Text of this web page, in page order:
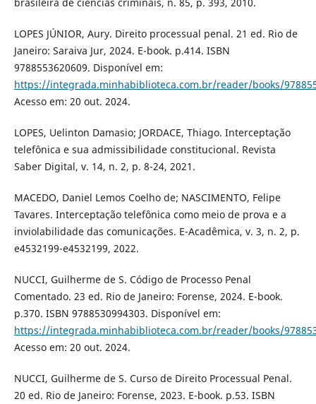
LOPES JÚNIOR, Aury. Direito processual penal. 21 ed. Rio de
Janeiro: Saraiva Jur, 2024. E-book. p.414. ISBN
9788553620609. Disponível em:
https://integrada.minhabiblioteca.com.br/reader/books/
Acesso em: 20 out. 2024.
LOPES, Uelinton Damasio; JORDACE, Thiago. Interceptação
telefônica e sua admissibilidade constitucional. Revista
Saber Digital, v. 14, n. 2, p. 8-24, 2021.
MACEDO, Daniel Lemos Coelho de; NASCIMENTO, Felipe
Tavares. Interceptação telefônica como meio de prova e a
inviolabilidade das comunicações. E-Acadêmica, v. 3, n. 2, p.
e4532199-e4532199, 2022.
NUCCI, Guilherme de S. Código de Processo Penal
Comentado. 23 ed. Rio de Janeiro: Forense, 2024. E-book.
p.370. ISBN 9788530994303. Disponível em:
https://integrada.minhabiblioteca.com.br/reader/books/
Acesso em: 20 out. 2024.
NUCCI, Guilherme de S. Curso de Direito Processual Penal.
20 ed. Rio de Janeiro: Forense, 2023. E-book. p.53. ISBN